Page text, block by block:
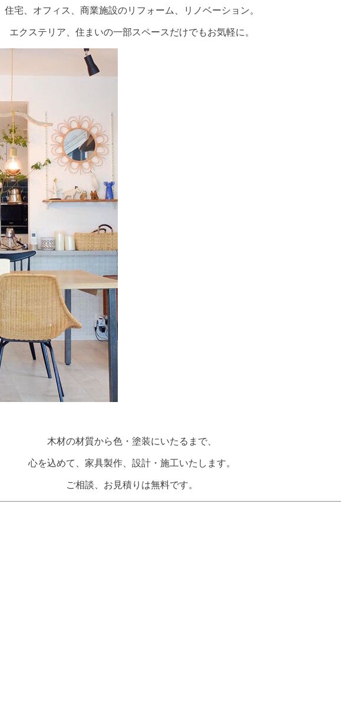
住宅、オフィス、商業施設のリフォーム、リノベーション。
エクステリア、住まいの一部スペースだけでもお気軽に。
木材の材質から色・塗装にいたるまで、
心を込めて、家具製作、設計・施工いたします。
ご相談、お見積りは無料です。